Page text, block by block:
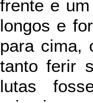
frente e
longos e
para cima,
tanto ferir
lutas